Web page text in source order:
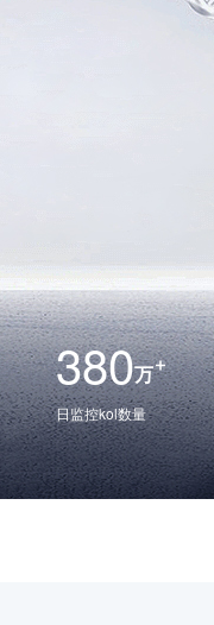
380万
日监控kol数量